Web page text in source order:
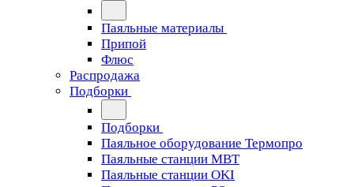
Паяльные материалы
Припой
Флюс
Распродажа
Подборки
Подборки
Паяльное оборудование Термопро
Паяльные станции MBT
Паяльные станции OKI